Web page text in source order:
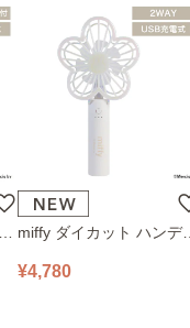
miffy ダイカット ハンディ
ホワイト
¥4,780